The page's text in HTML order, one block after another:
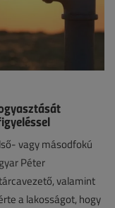
vagy másodfokú
Péter
valamint
a lakosságot, hogy